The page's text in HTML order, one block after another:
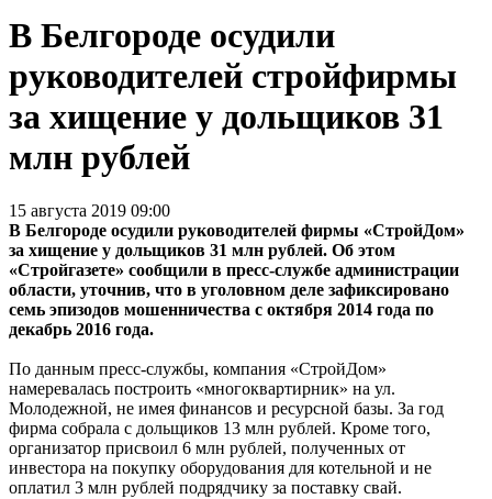
В Белгороде осудили
руководителей стройфирмы
за хищение у дольщиков 31
млн рублей
15 августа 2019 09:00
В Белгороде осудили руководителей фирмы «СтройДом»
за хищение у дольщиков 31 млн рублей. Об этом
«Стройгазете» сообщили в пресс-службе администрации
области, уточнив, что в уголовном деле зафиксировано
семь эпизодов мошенничества с октября 2014 года по
декабрь 2016 года.
По данным пресс-службы, компания «СтройДом»
намеревалась построить «многоквартирник» на ул.
Молодежной, не имея финансов и ресурсной базы. За год
фирма собрала с дольщиков 13 млн рублей. Кроме того,
организатор присвоил 6 млн рублей, полученных от
инвестора на покупку оборудования для котельной и не
оплатил 3 млн рублей подрядчику за поставку свай.